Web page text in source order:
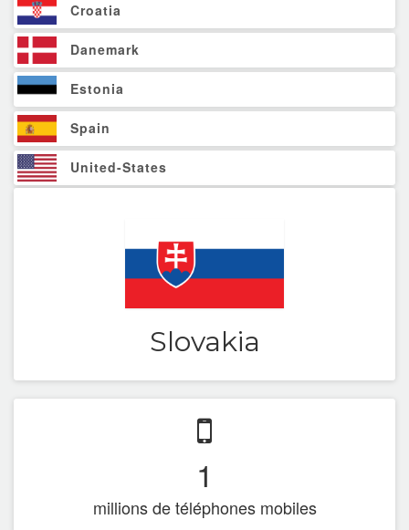
Croatia
Danemark
Estonia
Spain
United-States
France DOM-TOM
India
Latvia
Slovakia
1
millions de téléphones mobiles